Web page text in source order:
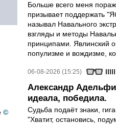
©
Больше всего меня
призывает поддержать
называл Навального
взгляды и методы
принципами. Явлинский
популизме и вождизме,
06-08-2026 (15:25)
Александр
идеала, победила.
Судьба подаёт знаки,
"Хватит, остановись,